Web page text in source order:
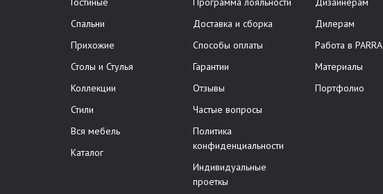
Спальни
Прихожие
Столы и Стулья
Коллекции
Стили
Вся мебель
Каталог
Доставка и сборка
Способы оплаты
Гарантии
Отзывы
Частые вопросы
Политика
конфиденциальности
Индивидуальные
проеткы
Дилерам
Работа в PARRA
Материалы
Портфолио